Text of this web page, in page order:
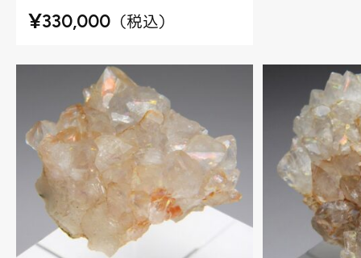
¥330,000 （税込）